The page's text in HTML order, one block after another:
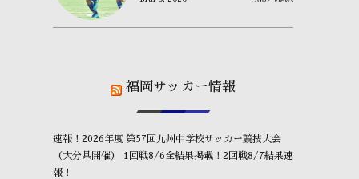
福岡サッカー情報
速報！2026年度 第57回九州中学校サッカー競技大会
（大分県開催） 1回戦8/6全結果掲載！2回戦8/7結果速
報！